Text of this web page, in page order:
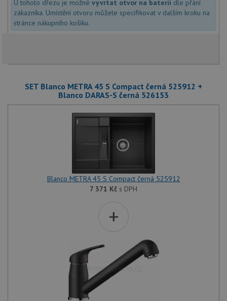
U tohoto dřezu je možné vyvrtat otvor na baterii dle přání
zákazníka. Umístění otvoru můžete specifikovat v dalším kroku na
stránce nákupního košíku.
SET Blanco METRA 45 S Compact černá 525912 +
Blanco DARAS-S černá 526153
Blanco METRA 45 S Compact černá 525912
7 371 Kč s DPH
+